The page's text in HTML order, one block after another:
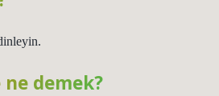
demek?